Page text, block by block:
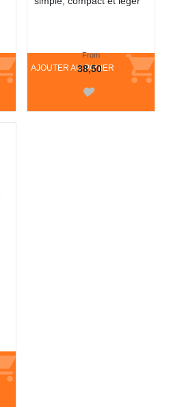
AJOUTER AU PANIER
From
38,50